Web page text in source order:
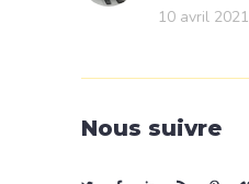
10 avril 2021
Nous suivre